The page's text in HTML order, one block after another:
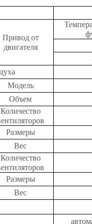
Привод от
двигателя
Модель
Объем
Количество
Размеры
Вес
Количество
Размеры
Вес